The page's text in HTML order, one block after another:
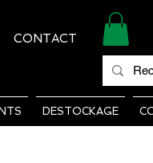
CONTACT
DESTOCKAGE